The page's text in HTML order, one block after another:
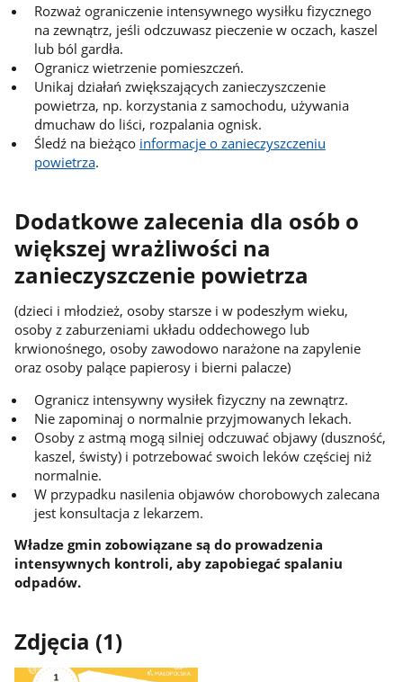
Rozważ ograniczenie intensywnego wysiłku fizycznego
na zewnątrz, jeśli odczuwasz pieczenie w oczach, kaszel
lub ból gardła.
Ogranicz wietrzenie pomieszczeń.
Unikaj działań zwiększających zanieczyszczenie
powietrza, np. korzystania z samochodu, używania
dmuchaw do liści, rozpalania ognisk.
Śledź na bieżąco informacje o zanieczyszczeniu
powietrza.
Dodatkowe zalecenia dla osób o
większej wrażliwości na
zanieczyszczenie powietrza
(dzieci i młodzież, osoby starsze i w podeszłym wieku,
osoby z zaburzeniami układu oddechowego lub
krwionośnego, osoby zawodowo narażone na zapylenie
oraz osoby palące papierosy i bierni palacze)
Ogranicz intensywny wysiłek fizyczny na zewnątrz.
Nie zapominaj o normalnie przyjmowanych lekach.
Osoby z astmą mogą silniej odczuwać objawy (duszność,
kaszel, świsty) i potrzebować swoich leków częściej niż
normalnie.
W przypadku nasilenia objawów chorobowych zalecana
jest konsultacja z lekarzem.
Władze gmin zobowiązane są do prowadzenia
intensywnych kontroli, aby zapobiegać spalaniu
odpadów.
Zdjęcia (1)